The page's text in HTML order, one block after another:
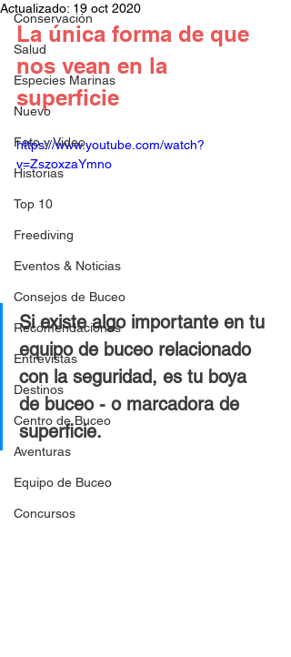
Conservación
Salud
Especies Marinas
Nuevo
Foto y Video
Historias
Top 10
Freediving
Eventos & Noticias
Consejos de Buceo
Recomendaciones
Entrevistas
Destinos
Centro de Buceo
Aventuras
Equipo de Buceo
Concursos
Actualizado: 19 oct 2020
La única forma de que
nos vean en la
superficie
https://www.youtube.com/watch?
v=ZszoxzaYmno
Si existe algo importante en tu
equipo de buceo relacionado
con la seguridad, es tu boya
de buceo - o marcadora de
superficie.